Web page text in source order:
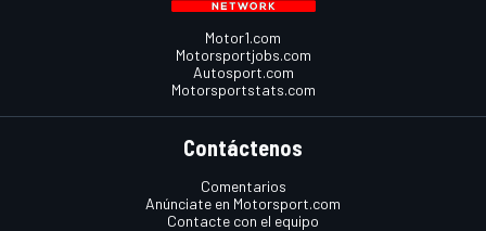
Motor1.com
Motorsportjobs.com
Autosport.com
Motorsportstats.com
Contáctenos
Comentarios
Anúnciate en Motorsport.com
Contacte con el equipo